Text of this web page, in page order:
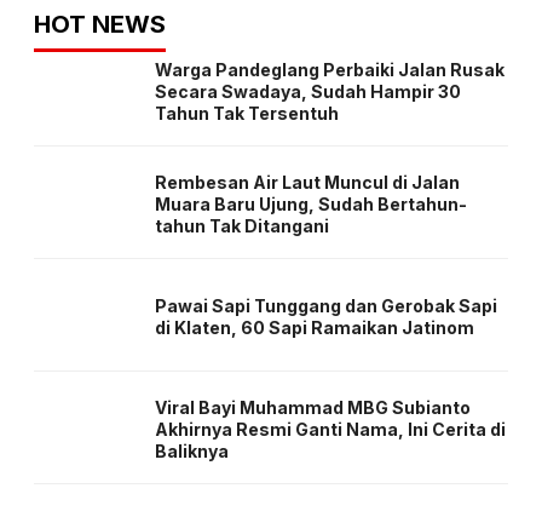
HOT NEWS
Warga Pandeglang Perbaiki Jalan Rusak
Secara Swadaya, Sudah Hampir 30
Tahun Tak Tersentuh
Rembesan Air Laut Muncul di Jalan
Muara Baru Ujung, Sudah Bertahun-
tahun Tak Ditangani
Pawai Sapi Tunggang dan Gerobak Sapi
di Klaten, 60 Sapi Ramaikan Jatinom
Viral Bayi Muhammad MBG Subianto
Akhirnya Resmi Ganti Nama, Ini Cerita di
Baliknya